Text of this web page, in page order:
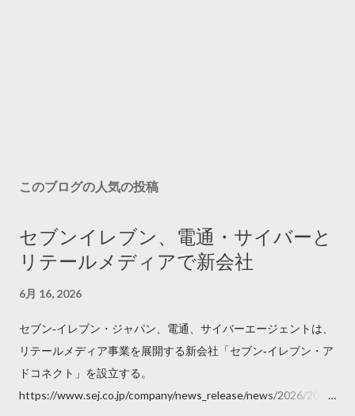
このブログの人気の投稿
セブンイレブン、電通・サイバーと
リテールメディアで新会社
6月 16, 2026
セブン‐イレブン・ジャパン、電通、サイバーエージェントは、
リテールメディア事業を展開する新会社「セブン‐イレブン・ア
ドコネクト」を設立する。
https://www.sej.co.jp/company/news_release/news/2026/2026